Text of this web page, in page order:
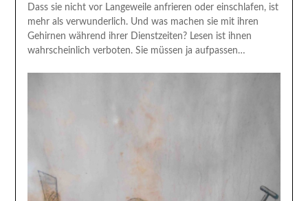
Dass sie nicht vor Langeweile anfrieren oder einschlafen, ist
mehr als verwunderlich. Und was machen sie mit ihren
Gehirnen während ihrer Dienstzeiten? Lesen ist ihnen
wahrscheinlich verboten. Sie müssen ja aufpassen…